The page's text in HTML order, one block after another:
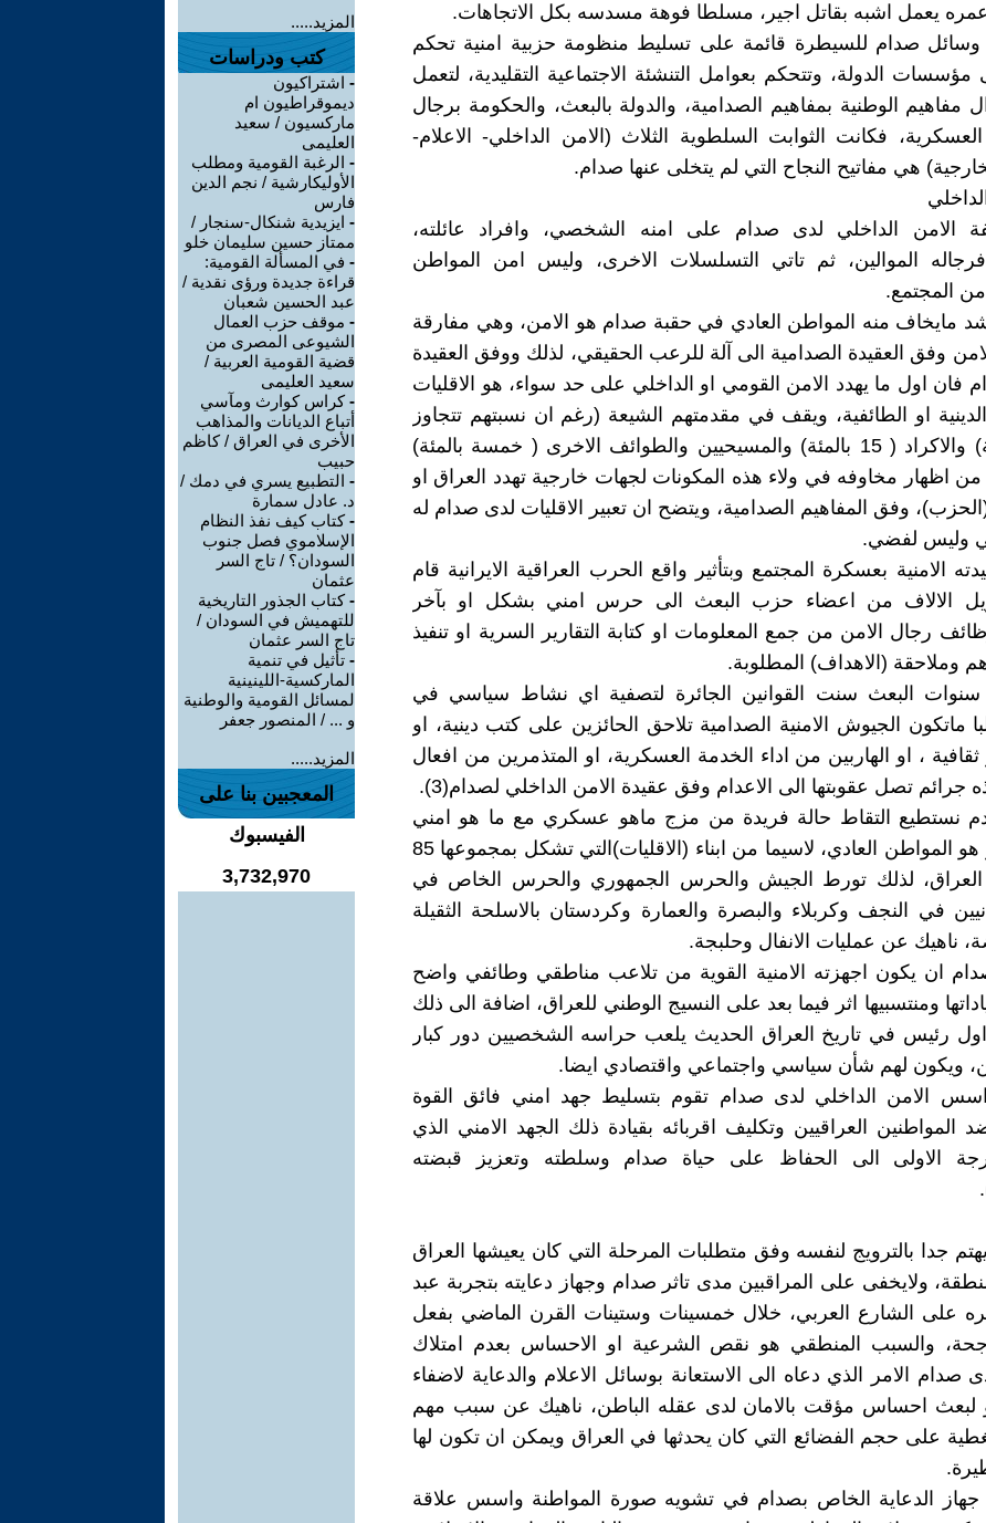
عمره يعمل اشبه بقاتل اجير، مسلطا فوهة مسدسه بكل الاتجاهات.
وسائل صدام للسيطرة قائمة على تسليط منظومة حزبية امنية تحكم
الدولة، وتتحكم بعوامل التنشئة الاجتماعية التقليدية، لتعمل
مفاهيم الوطنية بمفاهيم الصدامية، والدولة بالبعث، والحكومة برجال
فكانت الثوابت السلطوية الثلاث (الامن الداخلي- الاعلام-
هي مفاتيح النجاح التي لم يتخلى عنها صدام.
الامن الداخلي لدى صدام على امنه الشخصي، وافراد عائلته،
الموالين، ثم تاتي التسلسلات الاخرى، وليس امن المواطن
المجتمع.
مايخاف منه المواطن العادي في حقبة صدام هو الامن، وهي مفارقة
وفق العقيدة الصدامية الى آلة للرعب الحقيقي، لذلك ووفق العقيدة
فان اول ما يهدد الامن القومي او الداخلي على حد سواء، هو الاقليات
الدينية او الطائفية، ويقف في مقدمتهم الشيعة (رغم ان نسبتهم تتجاوز
ال60 بالمئة) والاكراد ( 15 بالمئة) والمسيحيين والطوائف الاخرى ( خمسة بالمئة)
من اظهار مخاوفه في ولاء هذه المكونات لجهات خارجية تهدد العراق او
(الحزب)، وفق المفاهيم الصدامية، ويتضح ان تعبير الاقليات لدى صدام له
وليس لفضي.
الامنية بعسكرة المجتمع وبتأثير واقع الحرب العراقية الايرانية قام
الالاف من اعضاء حزب البعث الى حرس امني بشكل او بآخر
رجال الامن من جمع المعلومات او كتابة التقارير السرية او تنفيذ
وملاحقة (الاهداف) المطلوبة.
سنوات البعث سنت القوانين الجائرة لتصفية اي نشاط سياسي في
ماتكون الجيوش الامنية الصدامية تلاحق الحائزين على كتب دينية، او
، او الهاربين من اداء الخدمة العسكرية، او المتذمرين من افعال
جرائم تصل عقوبتها الى الاعدام وفق عقيدة الامن الداخلي لصدام(3).
نستطيع التقاط حالة فريدة من مزج ماهو عسكري مع ما هو امني
طالما العدو هو المواطن العادي، لاسيما من ابناء (الاقليات)التي تشكل بمجموعها 85
لذلك تورط الجيش والحرس الجمهوري والحرس الخاص في
في النجف وكربلاء والبصرة والعمارة وكردستان بالاسلحة الثقيلة
ناهيك عن عمليات الانفال وحلبجة.
ان يكون اجهزته الامنية القوية من تلاعب مناطقي وطائفي واضح
ومنتسبيها اثر فيما بعد على النسيج الوطني للعراق، اضافة الى ذلك
رئيس في تاريخ العراق الحديث يلعب حراسه الشخصيين دور كبار
ويكون لهم شأن سياسي واجتماعي واقتصادي ايضا.
الامن الداخلي لدى صدام تقوم بتسليط جهد امني فائق القوة
المواطنين العراقيين وتكليف اقربائه بقيادة ذلك الجهد الامني الذي
الاولى الى الحفاظ على حياة صدام وسلطته وتعزيز قبضته
جدا بالترويج لنفسه وفق متطلبات المرحلة التي كان يعيشها العراق
ولايخفى على المراقبين مدى تاثر صدام وجهاز دعايته بتجربة عبد
على الشارع العربي، خلال خمسينات وستينات القرن الماضي بفعل
والسبب المنطقي هو نقص الشرعية او الاحساس بعدم امتلاك
صدام الامر الذي دعاه الى الاستعانة بوسائل الاعلام والدعاية لاضفاء
لبعث احساس مؤقت بالامان لدى عقله الباطن، ناهيك عن سبب مهم
على حجم الفضائع التي كان يحدثها في العراق ويمكن ان تكون لها
الدعاية الخاص بصدام في تشويه صورة المواطنة واسس علاقة
المزيد.....
كتب ودراسات
- اشتراكيون
ديموقراطيون ام
ماركسيون / سعيد
العليمى
- الرغبة القومية ومطلب
الأوليكارشية / نجم الدين
فارس
- ايزيدية شنكال-سنجار /
ممتاز حسين سليمان خلو
- في المسألة القومية:
قراءة جديدة ورؤى نقدية /
عبد الحسين شعبان
- موقف حزب العمال
الشيوعى المصرى من
قضية القومية العربية /
سعيد العليمى
-كراس كوارث ومآسي
أتباع الديانات والمذاهب
الأخرى في العراق / كاظم
حبيب
- التطبيع يسري في دمك /
د. عادل سمارة
-كتاب كيف نفذ النظام
الإسلاموي فصل جنوب
السودان؟ / تاج السر
عثمان
-كتاب الجذور التاريخية
للتهميش في السودان /
تاج السر عثمان
- تأثيل في تنمية
الماركسية-اللينينية
لمسائل القومية والوطنية
و ... / المنصور جعفر
المزيد.....
المعجبين بنا على
الفيسبوك
3,732,970